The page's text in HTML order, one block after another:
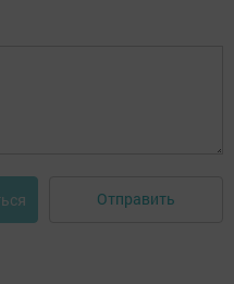
Отправить